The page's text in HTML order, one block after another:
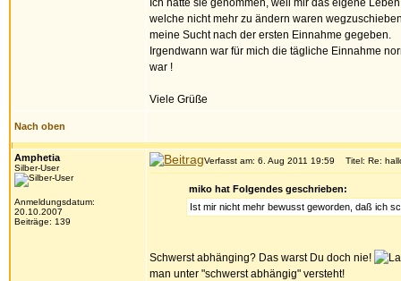
Ich hatte sie genommen, weil mir das eigene
welche nicht mehr zu ändern waren
meine Sucht nach der ersten Einnahme gegeben.
Irgendwann war für mich die tägliche Einnahme
war !
Viele Grüße
Nach oben
Amphetia
Silber-User
Anmeldungsdatum:
20.10.2007
Beiträge: 139
Verfasst am: 6. Aug 2011 19:59 Titel: Re:
miko hat Folgendes geschrieben:
Ist mir nicht mehr bewusst geworden, daß ich
Schwerst abhänging? Das warst Du doch nie!
man unter "schwerst abhängig" versteht!